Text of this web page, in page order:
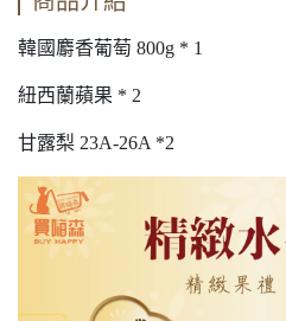
韓國麝香葡萄 800g * 1
紐西蘭蘋果 * 2
甘露梨 23A-26A *2